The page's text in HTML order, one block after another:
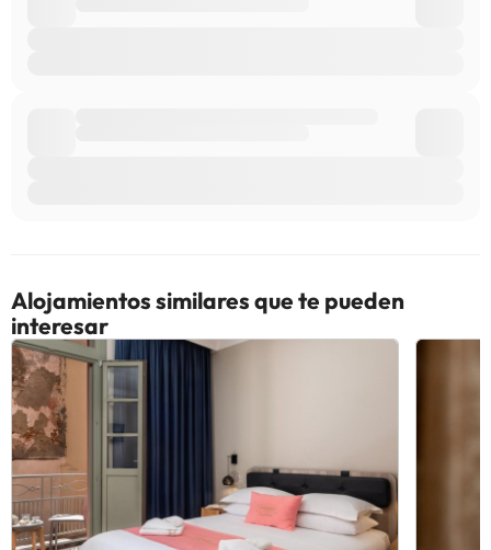
Alojamientos similares que te pueden
interesar